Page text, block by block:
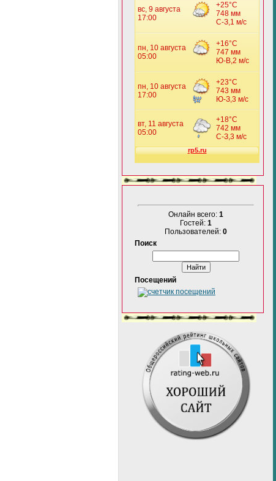
Онлайн всего: 1
Гостей: 1
Пользователей: 0
Поиск
Посещений